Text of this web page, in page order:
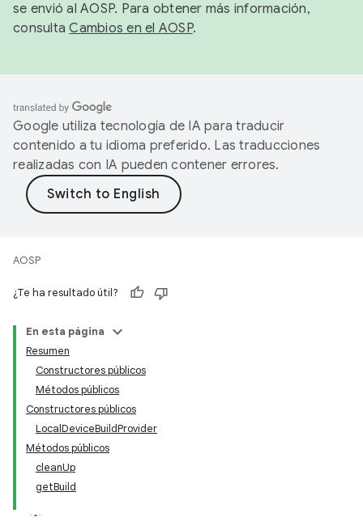
se envió al AOSP. Para obtener más información,
consultaCambios en el AOSP.
Google utiliza tecnología de IA para traducir
contenido a tu idioma preferido. Las traducciones
realizadas con IA pueden contener errores.
AOSP
¿Te ha resultado útil?
En esta página
Resumen
Constructores públicos
Métodos públicos
Constructores públicos
LocalDeviceBuildProvider
Métodos públicos
cleanUp
getBuild